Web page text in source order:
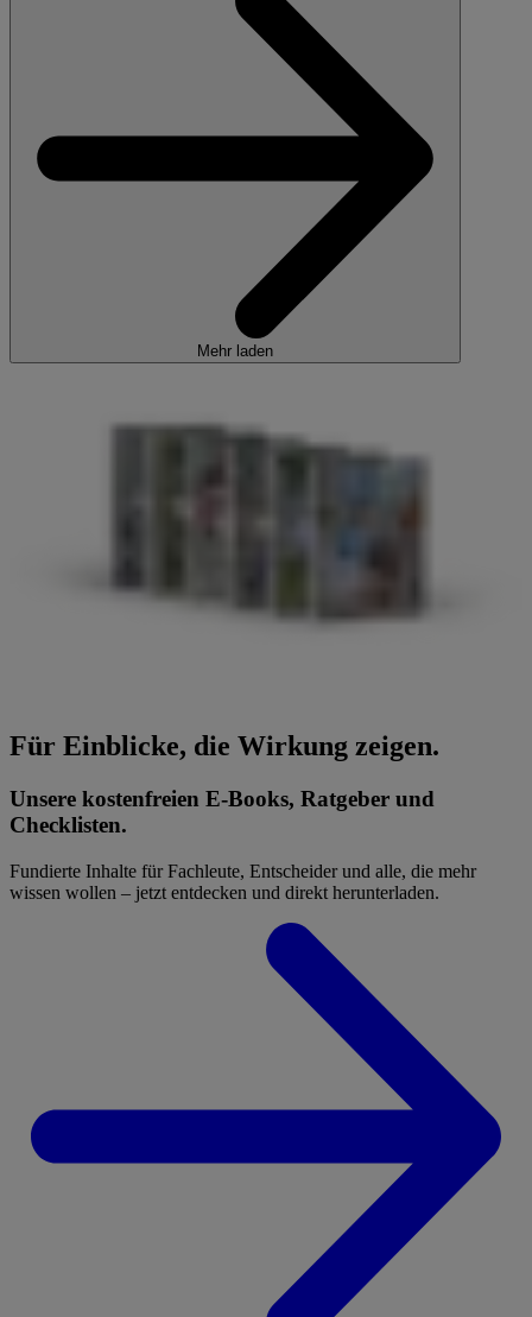
Mehr laden
Für Einblicke, die Wirkung zeigen.
Unsere kostenfreien E-Books, Ratgeber und
Checklisten.
Fundierte Inhalte für Fachleute, Entscheider und alle, die mehr
wissen wollen – jetzt entdecken und direkt herunterladen.